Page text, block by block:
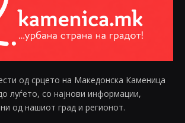
од срцето на Македонска Каменица
луѓето, со најнови информации,
од нашиот град и регионот.